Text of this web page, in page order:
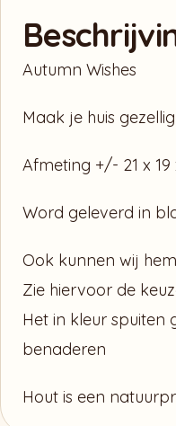
Autumn Wishes
Maak je huis
Afmeting +/- 21 x 19
Word geleverd in
Ook kunnen wij
Zie hiervoor de
Het in kleur
benaderen
Hout is een